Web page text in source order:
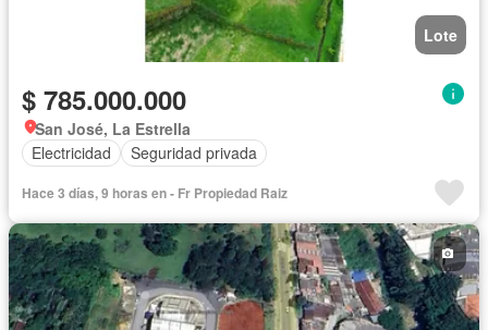
Lote
$ 785.000.000
San José, La Estrella
Electricidad
Seguridad privada
Hace 3 días, 9 horas en - Fr Propiedad Raiz